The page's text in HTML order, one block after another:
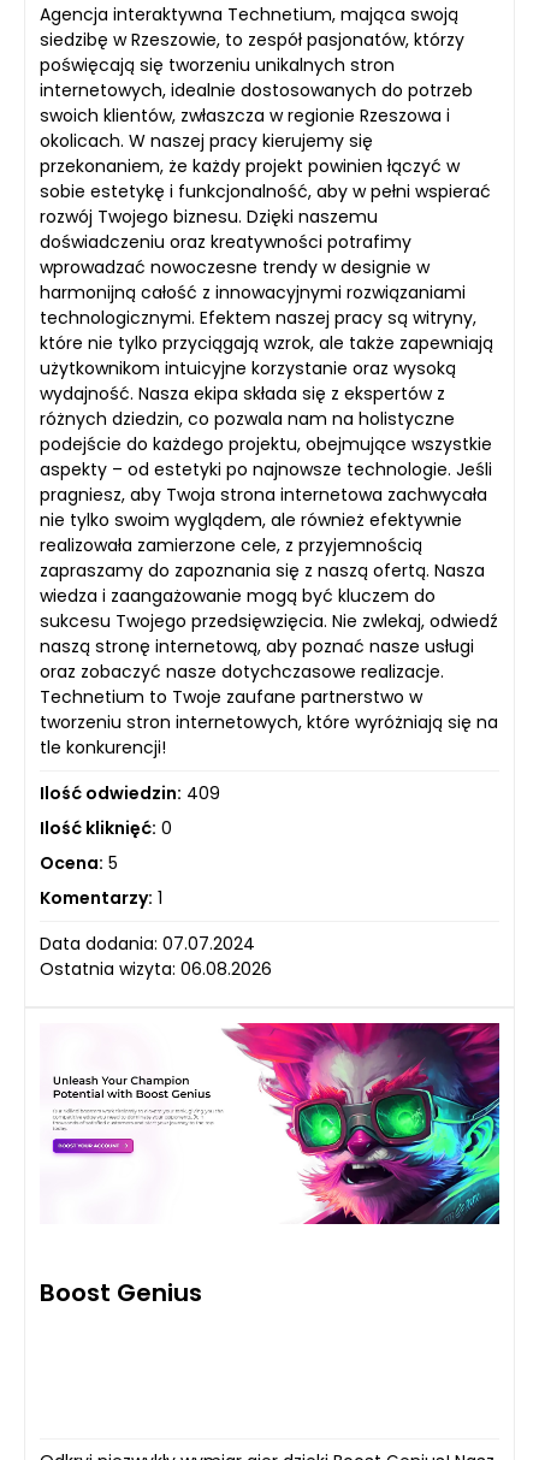
Agencja interaktywna Technetium, mająca swoją
siedzibę w Rzeszowie, to zespół pasjonatów, którzy
poświęcają się tworzeniu unikalnych stron
internetowych, idealnie dostosowanych do potrzeb
swoich klientów, zwłaszcza w regionie Rzeszowa i
okolicach. W naszej pracy kierujemy się
przekonaniem, że każdy projekt powinien łączyć w
sobie estetykę i funkcjonalność, aby w pełni wspierać
rozwój Twojego biznesu. Dzięki naszemu
doświadczeniu oraz kreatywności potrafimy
wprowadzać nowoczesne trendy w designie w
harmonijną całość z innowacyjnymi rozwiązaniami
technologicznymi. Efektem naszej pracy są witryny,
które nie tylko przyciągają wzrok, ale także zapewniają
użytkownikom intuicyjne korzystanie oraz wysoką
wydajność. Nasza ekipa składa się z ekspertów z
różnych dziedzin, co pozwala nam na holistyczne
podejście do każdego projektu, obejmujące wszystkie
aspekty – od estetyki po najnowsze technologie. Jeśli
pragniesz, aby Twoja strona internetowa zachwycała
nie tylko swoim wyglądem, ale również efektywnie
realizowała zamierzone cele, z przyjemnością
zapraszamy do zapoznania się z naszą ofertą. Nasza
wiedza i zaangażowanie mogą być kluczem do
sukcesu Twojego przedsięwzięcia. Nie zwlekaj, odwiedź
naszą stronę internetową, aby poznać nasze usługi
oraz zobaczyć nasze dotychczasowe realizacje.
Technetium to Twoje zaufane partnerstwo w
tworzeniu stron internetowych, które wyróżniają się na
tle konkurencji!
Ilość odwiedzin: 409
Ilość kliknięć: 0
Ocena: 5
Komentarzy: 1
Data dodania: 07.07.2024
Ostatnia wizyta: 06.08.2026
Boost Genius